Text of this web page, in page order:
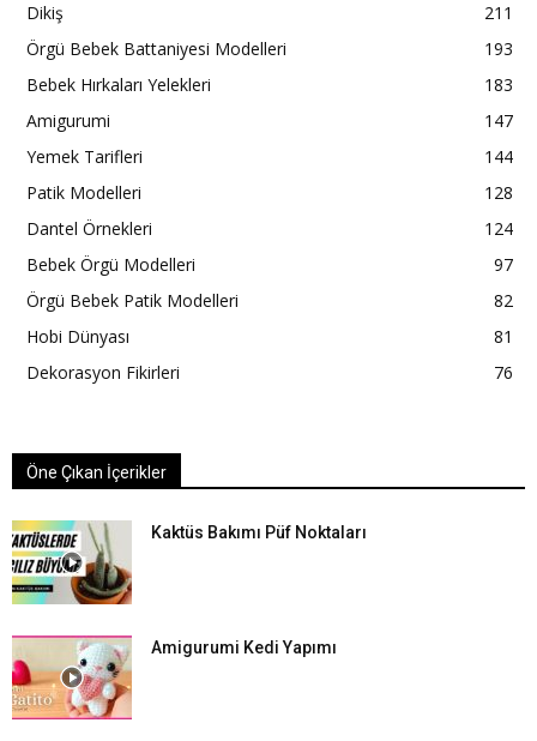
Dikiş
211
Örgü Bebek Battaniyesi Modelleri
193
Bebek Hırkaları Yelekleri
183
Amigurumi
147
Yemek Tarifleri
144
Patik Modelleri
128
Dantel Örnekleri
124
Bebek Örgü Modelleri
97
Örgü Bebek Patik Modelleri
82
Hobi Dünyası
81
Dekorasyon Fikirleri
76
Öne Çıkan İçerikler
Kaktüs Bakımı Püf Noktaları
Amigurumi Kedi Yapımı